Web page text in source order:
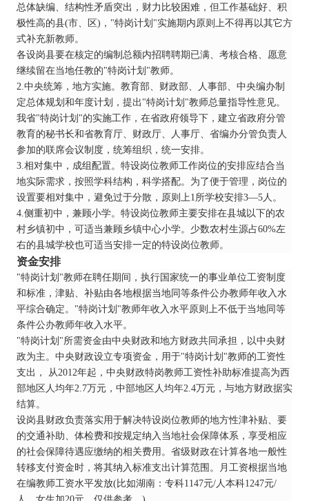
总体缺编、结构性矛盾突出，财力比较困难，但工作基础好、积
极性高的县(市、区)，"特岗计划"实施期内原则上不得再以其它方
式补充新教师。
各设岗县要在核定的编制总额内招聘聘期已满、考核合格、愿意
继续留在当地任教的"特岗计划"教师。
2.中央统筹，地方实施。教育部、财政部、人事部、中央编办制
定总体规划和年度计划，提出"特岗计划"教师总量指导性意见。
我省"特岗计划"的实施工作，在省政府领导下，建立省政府分管
教育的秘书长和省教育厅、财政厅、人事厅、省编办分管负责人
参加的联席会议制度，统筹组织，统一安排。
3.相对集中，成组配置。特设岗位教师工作岗位的安排应结合当
地实际需求，按照学科结构，科学搭配。为了便于管理，岗位的
设置要相对集中，避免过于分散，原则上1所学校安排3—5人。
4.侧重初中，兼顾小学。特设岗位教师主要安排在县城以下的农
村乡镇初中，可适当兼顾乡镇中心小学。少数农村生源占60%左
右的县城学校也可适当安排一定的特设岗位教师。
资金安排
"特岗计划"教师在聘任期间，执行国家统一的事业单位工资制度
和标准，津贴、补贴由各地根据当地同等条件公办教师年收入水
平综合确定。"特岗计划"教师年收入水平原则上不低于当地同等
条件公办教师年收入水平。
"特岗计划"所需资金由中央财政和地方财政共同承担，以中央财
政为主。中央财政设立专项资金，用于"特岗计划"教师的工资性
支出， 从2012年起，中央财政特岗教师工资性补助标准提高为西
部地区人均年2.7万元，中部地区人均年2.4万元，与地方财政据实
结算。
设岗县财政负责落实用于解决特设岗位教师的地方性津补贴、要
的交通补助、体检费和按规定纳入当地社会保障体系，享受相应
的社会保障待遇应缴纳的相关费用。省级财政在计算各地一般性
转移支付资金时，将其纳入标准支出计算范围。月工资根据当地
在编教师工资水平发放(比如湖南：专科1147元/人本科1247元/